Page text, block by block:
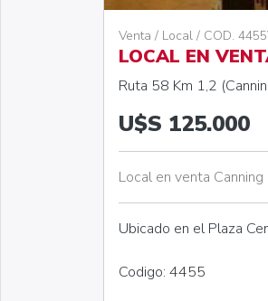
Venta / Local / COD.
LOCAL EN
Ruta 58 Km 1,2
U$S 125.000
Local en venta Canning
Ubicado en el Plaza
Codigo: 4455